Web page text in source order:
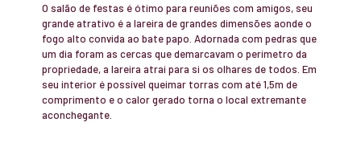
O salão de festas é ótimo para reuniões com amigos, seu
grande atrativo é a lareira de grandes dimensões aonde o
fogo alto convida ao bate papo. Adornada com pedras que
um dia foram as cercas que demarcavam o perímetro da
propriedade, a lareira atrai para si os olhares de todos. Em
seu interior é possível queimar torras com até 1,5m de
comprimento e o calor gerado torna o local extremante
aconchegante.